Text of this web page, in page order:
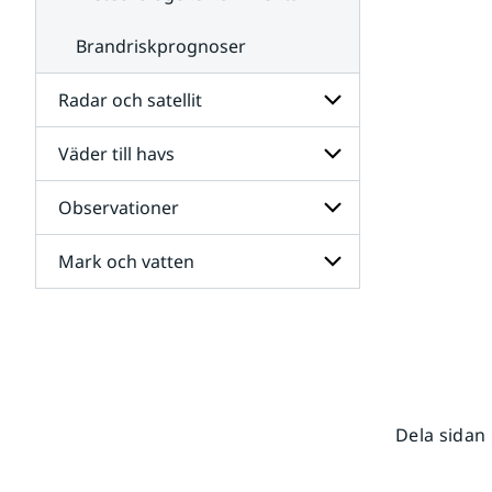
Brandriskprognoser
Radar och satellit
Undersidor
för
Radar
och
satellit
Väder till havs
Undersidor
för
Väder
till
havs
Observationer
Undersidor
för
Mark och vatten
Dela sidan